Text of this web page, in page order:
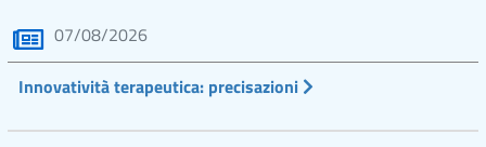
07/08/2026
Innovatività terapeutica: precisazioni